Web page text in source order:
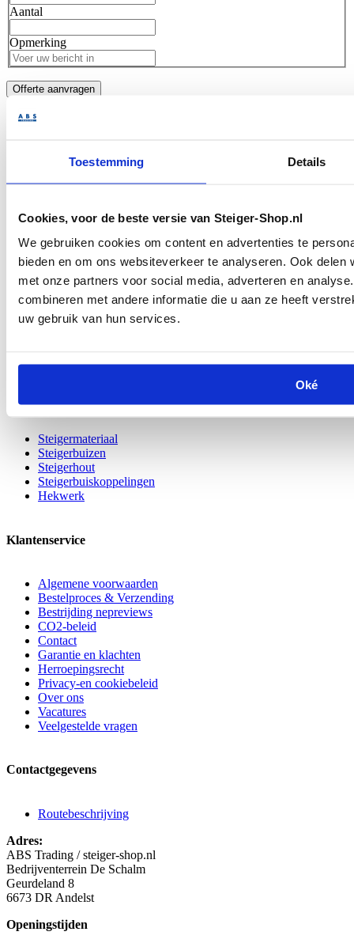
Toestemming Details
Cookies, voor de beste versie van Steiger-Shop.nl
We gebruiken cookies om content en advertenties te
bieden en om ons websiteverkeer te analyseren. Ook
met onze partners voor social media, adverteren en
combineren met andere informatie die u aan ze heeft
uw gebruik van hun services.
Oké
Aantal
Opmerking
Offerte aanvragen
Spoedleveringenmogelijk
Omschrijving
Specificaties
I.v.m grote orders zijn de
aantallen en levertijd op
aanvraag
Group
Steigermateriaal
Steigerbuizen
Steigerhout
Steigerbuiskoppelingen
Hekwerk
Klantenservice
Algemene voorwaarden
Bestelproces & Verzending
Bestrijding nepreviews
CO2-beleid
Contact
Garantie en klachten
Herroepingsrecht
Privacy-en cookiebeleid
Over ons
Vacatures
Veelgestelde vragen
Contactgegevens
Routebeschrijving
Adres:
ABS Trading / steiger-shop.nl
Bedrijventerrein De Schalm
Geurdeland 8
6673 DR Andelst
Openingstijden